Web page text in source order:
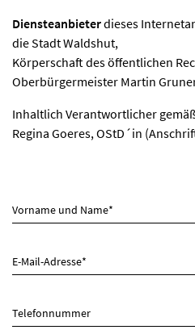
Diensteanbieterdieses
die Stadt Waldshut,
Körperschaft des öffentlichen
Oberbürgermeister Martin
Inhaltlich Verantwortlicher gemäß
Regina Goeres, OStD´in
Pflichtfeld
Vorname und Name*
Pflichtfeld
E-Mail-Adresse*
Telefonnummer